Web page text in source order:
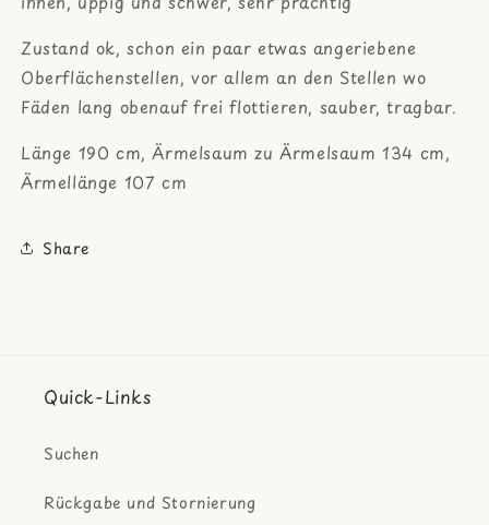
Kimono
Hochzeitsmantel
Kimono
Zustand ok, schon ein paar etwas angeriebene
Oberflächenstellen, vor allem an den Stellen wo
Fäden lang obenauf frei flottieren, sauber, tragbar.
Länge 190 cm, Ärmelsaum zu Ärmelsaum 134 cm,
Ärmellänge 107 cm
Share
Quick-Links
Suchen
Rückgabe und Stornierung